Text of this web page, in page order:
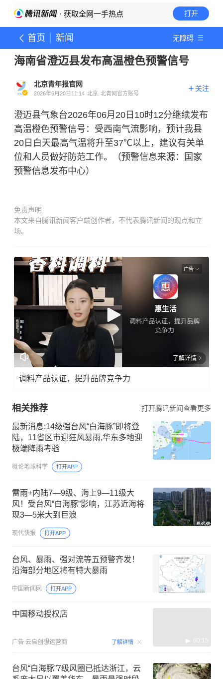
· 获取全网一手热点 打开
首页 新闻 无障碍
海南省澄迈县发布高温橙色预警信号
北京青年报官网
2026年6月20日11:14 北京 北青网官方账号
关注
澄迈县气象台2026年06月20日10时12分继续发布
高温橙色预警信号：受西南气流影响，预计我县
20日白天最高气温将升至37℃以上，建议有关单
位和人员做好防范工作。（预警信息来源：国家
预警信息发布中心）
免责声明
本文来自腾讯新闻客户端创作者，不代表腾讯新闻的观点和立
场。
广告
了解详情
调料产品认证，提升品牌竞争力
相关推荐 打开腾讯新闻查看更多
最新消息:14级强台风“白海豚”即将登
陆，11省区市迎狂风暴雨,华东多地迎
极端降雨考验
概论地球科学 打开APP
雷雨+内陆7—9级、海上9—11级大
风！受台风“白海豚”影响，江苏近海将
现3—5米大到巨浪
现代快报 打开APP
台风、暴雨、强对流等五预警齐发！
沿海部分地区将有特大暴雨
中国新闻网 打开APP
中国移动授权店
广告 云启创想运营商 了解详情 00:15
台风“白海豚”7级风圈已抵达浙江，云